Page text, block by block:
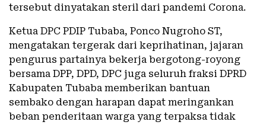
tersebut dinyatakan steril dari pandemi Corona.
Ketua DPC PDIP Tubaba, Ponco Nugroho ST,
mengatakan tergerak dari keprihatinan, jajaran
pengurus partainya bekerja bergotong-royong
bersama DPP, DPD, DPC juga seluruh fraksi DPRD
Kabupaten Tubaba memberikan bantuan
sembako dengan harapan dapat meringankan
beban penderitaan warga yang terpaksa tidak